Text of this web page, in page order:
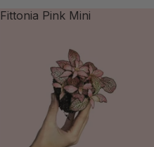
Fittonia Pink Mini